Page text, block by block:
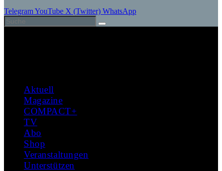
TelegramYouTube X (Twitter) WhatsApp
Aktuell
Magazine
COMPACT+
TV
Abo
Shop
Veranstaltungen
Unterstützen